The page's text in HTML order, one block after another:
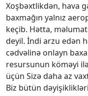
Xoşbəxtlikdən, hava
baxmağın yalnız
keçib. Hətta,
deyil. İndi arzu edən
cədvəlinə onlayn
resursunun köməyi
üçün Sizə daha az
Biz bütün